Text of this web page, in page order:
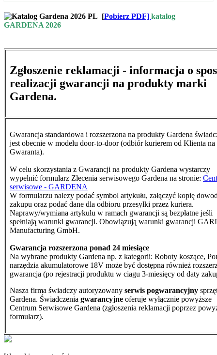
[Pobierz PDF] katalog
GARDENA 2026
Zgłoszenie reklamacji - informacja o
realizacji gwarancji na produkty marki
Gardena.
Gwarancja standardowa i rozszerzona na produkty Gardena
jest obecnie w modelu door-to-door (odbiór kurierem od Klienta na
Gwaranta).
W celu skorzystania z Gwarancji na produkty Gardena wystarczy
wypełnić formularz Zlecenia serwisowego Gardena na stronie:
serwisowe - GARDENA
W formularzu nalezy podać symbol artykułu, załączyć kopię
zakupu oraz podać dane dla odbioru przesyłki przez kuriera.
Naprawy/wymiana artykułu w ramach gwarancji są bezpłatne jeśli
spełniają warunki gwarancji. Obowiązują warunki gwarancji
Manufacturing GmbH.
Gwarancja rozszerzona ponad 24 miesiące
Na wybrane produkty Gardena np. z kategorii: Roboty koszące,
narzędzia akumulatorowe 18V może być dostępna również
gwarancja (po rejestracji produktu w ciagu 3-miesięcy od daty
Nasza firma świadczy autoryzowany serwis pogwarancyjny
Gardena. Świadczenia gwarancyjne oferuje wyłącznie powyższe
Centrum Serwisowe Gardena (zgłoszenia reklamacji poprzez
formularz).